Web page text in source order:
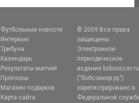
Футбольные новости
Интервью
Трибуна
Календарь
Результаты матчей
Прогнозы
Магазин подарков
Карта сайта
© 2009 Все права
защищены.
Электронное
периодическое
издание bobsoccer.ru
("бобсоккер.ру")
зарегистрировано в
Федеральной